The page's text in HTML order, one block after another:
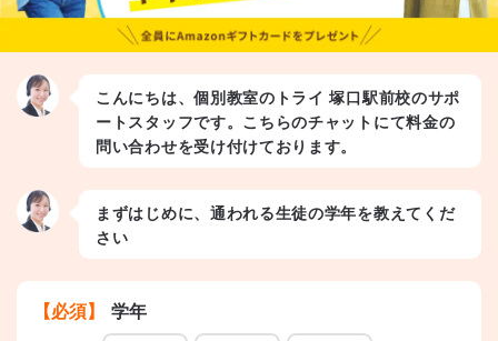
こんにちは、個別教室のトライ 塚口駅前校のサポ
ートスタッフです。こちらのチャットにて料金の
問い合わせを受け付けております。
まずはじめに、通われる生徒の学年を教えてくだ
さい
【必須】 学年